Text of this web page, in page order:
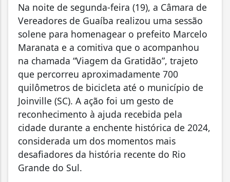
Na noite de segunda-feira (19), a Câmara de
Vereadores de Guaíba realizou uma sessão
solene para homenagear o prefeito Marcelo
Maranata e a comitiva que o acompanhou
na chamada “Viagem da Gratidão”, trajeto
que percorreu aproximadamente 700
quilômetros de bicicleta até o município de
Joinville (SC). A ação foi um gesto de
reconhecimento à ajuda recebida pela
cidade durante a enchente histórica de 2024,
considerada um dos momentos mais
desafiadores da história recente do Rio
Grande do Sul.